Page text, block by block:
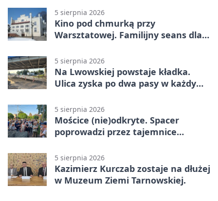
5 sierpnia 2026
Kino pod chmurką przy
Warsztatowej. Familijny seans dla
5 sierpnia 2026
Na Lwowskiej powstaje kładka.
Ulica zyska po dwa pasy w każdym
5 sierpnia 2026
Mościce (nie)odkryte. Spacer
poprowadzi przez tajemnice
5 sierpnia 2026
Kazimierz Kurczab zostaje na dłużej
w Muzeum Ziemi Tarnowskiej.